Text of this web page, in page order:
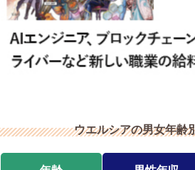
ウエルシアの男女年齢